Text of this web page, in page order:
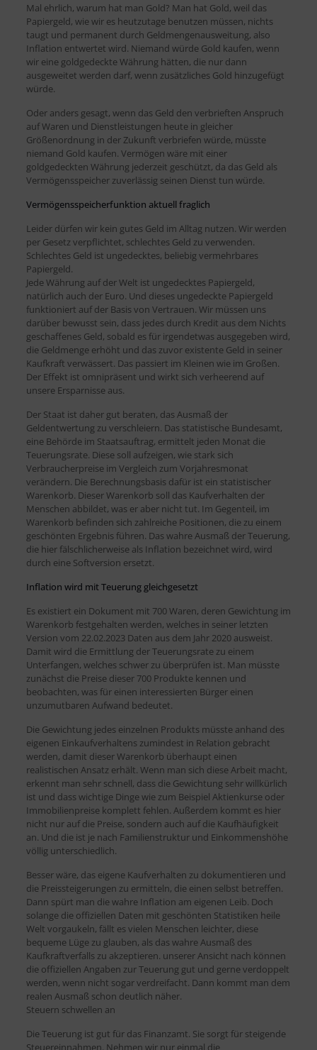
Mal ehrlich, warum hat man Gold? Man hat Gold, weil das
Papiergeld, wie wir es heutzutage benutzen müssen, nichts
taugt und permanent durch Geldmengenausweitung, also
Inflation entwertet wird. Niemand würde Gold kaufen, wenn
wir eine goldgedeckte Währung hätten, die nur dann
ausgeweitet werden darf, wenn zusätzliches Gold hinzugefügt
würde.
Oder anders gesagt, wenn das Geld den verbrieften Anspruch
auf Waren und Dienstleistungen heute in gleicher
Größenordnung in der Zukunft verbriefen würde, müsste
niemand Gold kaufen. Vermögen wäre mit einer
goldgedeckten Währung jederzeit geschützt, da das Geld als
Vermögensspeicher zuverlässig seinen Dienst tun würde.
Vermögensspeicherfunktion aktuell fraglich
Leider dürfen wir kein gutes Geld im Alltag nutzen. Wir werden
per Gesetz verpflichtet, schlechtes Geld zu verwenden.
Schlechtes Geld ist ungedecktes, beliebig vermehrbares
Papiergeld.
Jede Währung auf der Welt ist ungedecktes Papiergeld,
natürlich auch der Euro. Und dieses ungedeckte Papiergeld
funktioniert auf der Basis von Vertrauen. Wir müssen uns
darüber bewusst sein, dass jedes durch Kredit aus dem Nichts
geschaffenes Geld, sobald es für irgendetwas ausgegeben wird,
die Geldmenge erhöht und das zuvor existente Geld in seiner
Kaufkraft verwässert. Das passiert im Kleinen wie im Großen.
Der Effekt ist omnipräsent und wirkt sich verheerend auf
unsere Ersparnisse aus.
Der Staat ist daher gut beraten, das Ausmaß der
Geldentwertung zu verschleiern. Das statistische Bundesamt,
eine Behörde im Staatsauftrag, ermittelt jeden Monat die
Teuerungsrate. Diese soll aufzeigen, wie stark sich
Verbraucherpreise im Vergleich zum Vorjahresmonat
verändern. Die Berechnungsbasis dafür ist ein statistischer
Warenkorb. Dieser Warenkorb soll das Kaufverhalten der
Menschen abbildet, was er aber nicht tut. Im Gegenteil, im
Warenkorb befinden sich zahlreiche Positionen, die zu einem
geschönten Ergebnis führen. Das wahre Ausmaß der Teuerung,
die hier fälschlicherweise als Inflation bezeichnet wird, wird
durch eine Softversion ersetzt.
Inflation wird mit Teuerung gleichgesetzt
Es existiert ein Dokument mit 700 Waren, deren Gewichtung im
Warenkorb festgehalten werden, welches in seiner letzten
Version vom 22.02.2023 Daten aus dem Jahr 2020 ausweist.
Damit wird die Ermittlung der Teuerungsrate zu einem
Unterfangen, welches schwer zu überprüfen ist. Man müsste
zunächst die Preise dieser 700 Produkte kennen und
beobachten, was für einen interessierten Bürger einen
unzumutbaren Aufwand bedeutet.
Die Gewichtung jedes einzelnen Produkts müsste anhand des
eigenen Einkaufverhaltens zumindest in Relation gebracht
werden, damit dieser Warenkorb überhaupt einen
realistischen Ansatz erhält. Wenn man sich diese Arbeit macht,
erkennt man sehr schnell, dass die Gewichtung sehr willkürlich
ist und dass wichtige Dinge wie zum Beispiel Aktienkurse oder
Immobilienpreise komplett fehlen. Außerdem kommt es hier
nicht nur auf die Preise, sondern auch auf die Kaufhäufigkeit
an. Und die ist je nach Familienstruktur und Einkommenshöhe
völlig unterschiedlich.
Besser wäre, das eigene Kaufverhalten zu dokumentieren und
die Preissteigerungen zu ermitteln, die einen selbst betreffen.
Dann spürt man die wahre Inflation am eigenen Leib. Doch
solange die offiziellen Daten mit geschönten Statistiken heile
Welt vorgaukeln, fällt es vielen Menschen leichter, diese
bequeme Lüge zu glauben, als das wahre Ausmaß des
Kaufkraftverfalls zu akzeptieren. unserer Ansicht nach können
die offiziellen Angaben zur Teuerung gut und gerne verdoppelt
werden, wenn nicht sogar verdreifacht. Dann kommt man dem
realen Ausmaß schon deutlich näher.
Steuern schwellen an
Die Teuerung ist gut für das Finanzamt. Sie sorgt für steigende
Steuereinnahmen. Nehmen wir nur einmal die